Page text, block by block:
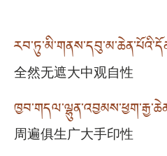
全然无遮大中观自性
周遍俱生广大手印性